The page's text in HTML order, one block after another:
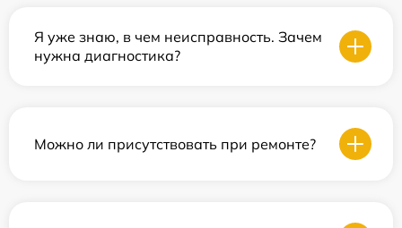
Я уже знаю, в чем неисправность. Зачем
нужна диагностика?
Можно ли присутствовать при ремонте?